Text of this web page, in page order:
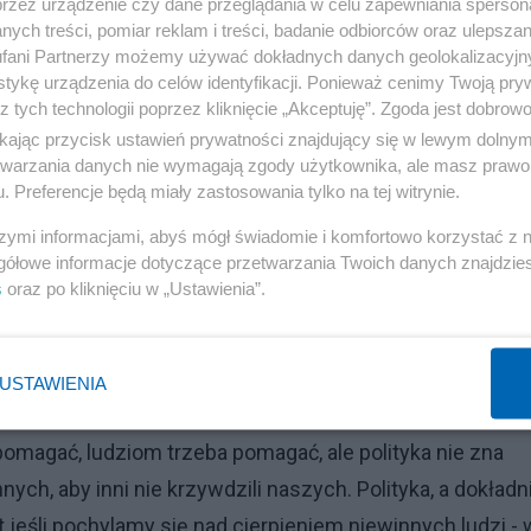
sytuacje w państwach ościennych w ramach
Łotwa). Oczywistym jest, że Białoruś nie udzieli
udostępni im leków, ani prowiantu ponieważ w
będzie na bieżąco relacjonować to co dzieje
polityczny na własne rządy. Państwa autorytarne nie
medialną - także jeśli Ci ludzie zaczną chorować (a tak
a może i nawet umierać to pozycja polityczna
o tym nie poinformuje, a nawet jeśli ta
Łukaszenki nie będzie w stanie wybić informacji na
W krajach demokratycznych takich jak
i działania pewnych grup ludzi pokroju polskiej
w państwie, bo ani Litwa, ani Polska nie jest gotowa
ludziom trzeba pomagać, ale polityka nie zna
aby inni nie krzywdzili naszych. Polityka, a
pochylamy się nad cierpieniem niewinnych ludzi -
treści, pomiar reklam i treści, badanie odbiorców oraz
Partnerzy możemy używać dokładnych danych
urządzenia do celów identyfikacji. Ponieważ cenimy Twoją
tych technologii poprzez kliknięcie „Akceptuję”. Zgoda jest
przycisk ustawień prywatności znajdujący się w lewym
danych nie wymagają zgody użytkownika, ale masz
Preferencje będą miały zastosowania tylko na tej witrynie.
informacjami, abyś mógł świadomie i komfortowo korzystać z
informacje dotyczące przetwarzania Twoich danych
oraz po kliknięciu w „Ustawienia”.
USTAWIENIA